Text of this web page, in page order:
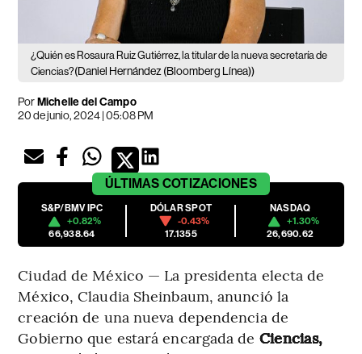
¿Quién es Rosaura Ruiz Gutiérrez, la titular de la nueva secretaría de
Ciencias?(Daniel Hernández (Bloomberg Línea))
PorMichelle del Campo
20 de junio, 2024 | 05:08 PM
ÚLTIMAS COTIZACIONES
S&P/BMV IPC
+0.82%
66,938.64
DÓLAR SPOT
-0.43%
17.1355
NASDAQ
+1.30%
26,690.62
Ciudad de México — La presidenta electa de
México, Claudia Sheinbaum, anunció la
creación de una nueva dependencia de
Gobierno que estará encargada de Ciencias,